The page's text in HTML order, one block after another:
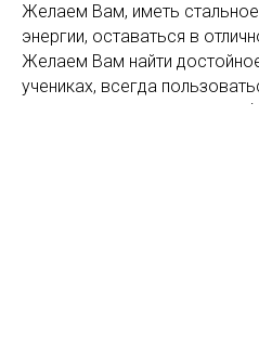
Желаем Вам, иметь
энергии, оставаться в
Желаем Вам найти
учениках, всегда
уважением у окружающих,